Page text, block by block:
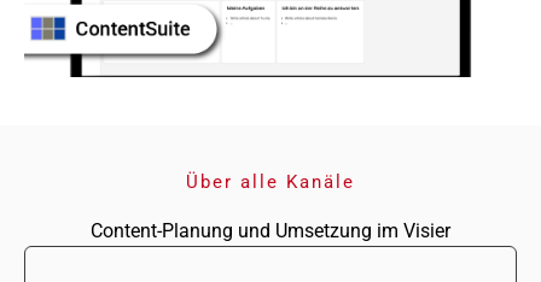
Über alle Kanäle
Content-Planung und Umsetzung im Visier